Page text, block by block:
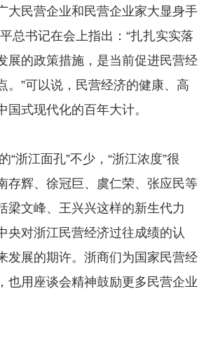
大民营企业和民营企业家大显身手
总书记在会上指出：“扎扎实实落
展的政策措施，是当前促进民营经
。”可以说，民营经济的健康、高
国式现代化的百年大计。
江面孔”不少，“浙江浓度”很
存辉、徐冠巨、虞仁荣、张应民等
梁文峰、王兴兴这样的新生代力
央对浙江民营经济过往成绩的认
发展的期许。浙商们为国家民营经
也用座谈会精神鼓励更多民营企业